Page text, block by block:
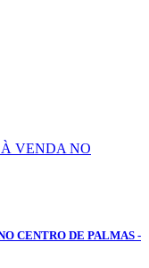
CENTRO DE PALMAS -